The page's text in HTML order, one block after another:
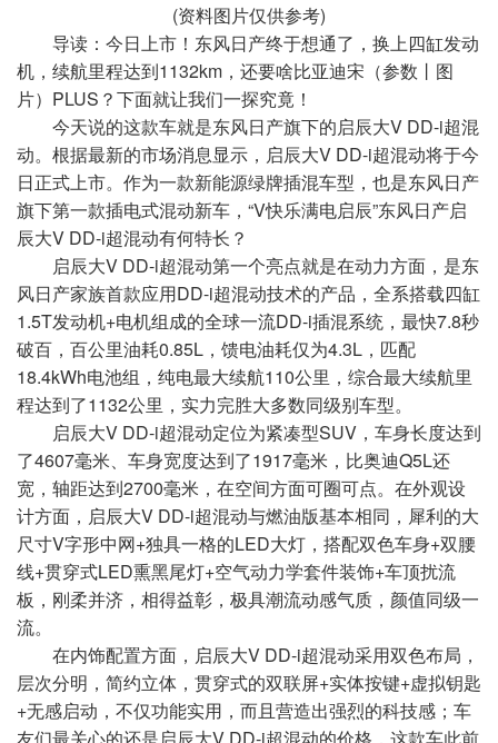
(资料图片仅供参考)
导读：今日上市！东风日产终于想通了，换上四缸发动
机，续航里程达到1132km，还要啥比亚迪宋（参数丨图
片）PLUS？下面就让我们一探究竟！
今天说的这款车就是东风日产旗下的启辰大V DD-i超混
动。根据最新的市场消息显示，启辰大V DD-i超混动将于今
日正式上市。作为一款新能源绿牌插混车型，也是东风日产
旗下第一款插电式混动新车，“V快乐满电启辰”东风日产启
辰大V DD-i超混动有何特长？
启辰大V DD-i超混动第一个亮点就是在动力方面，是东
风日产家族首款应用DD-i超混动技术的产品，全系搭载四缸
1.5T发动机+电机组成的全球一流DD-i插混系统，最快7.8秒
破百，百公里油耗0.85L，馈电油耗仅为4.3L，匹配
18.4kWh电池组，纯电最大续航110公里，综合最大续航里
程达到了1132公里，实力完胜大多数同级别车型。
启辰大V DD-i超混动定位为紧凑型SUV，车身长度达到
了4607毫米、车身宽度达到了1917毫米，比奥迪Q5L还
宽，轴距达到2700毫米，在空间方面可圈可点。在外观设
计方面，启辰大V DD-i超混动与燃油版基本相同，犀利的大
尺寸V字形中网+独具一格的LED大灯，搭配双色车身+双腰
线+贯穿式LED熏黑尾灯+空气动力学套件装饰+车顶扰流
板，刚柔并济，相得益彰，极具潮流动感气质，颜值同级一
流。
在内饰配置方面，启辰大V DD-i超混动采用双色布局，
层次分明，简约立体，贯穿式的双联屏+实体按键+虚拟钥匙
+无感启动，不仅功能实用，而且营造出强烈的科技感；车
友们最关心的还是启辰大V DD-i超混动的价格，这款车此前